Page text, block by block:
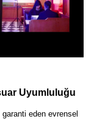
Uyumluluğu
eden evrensel